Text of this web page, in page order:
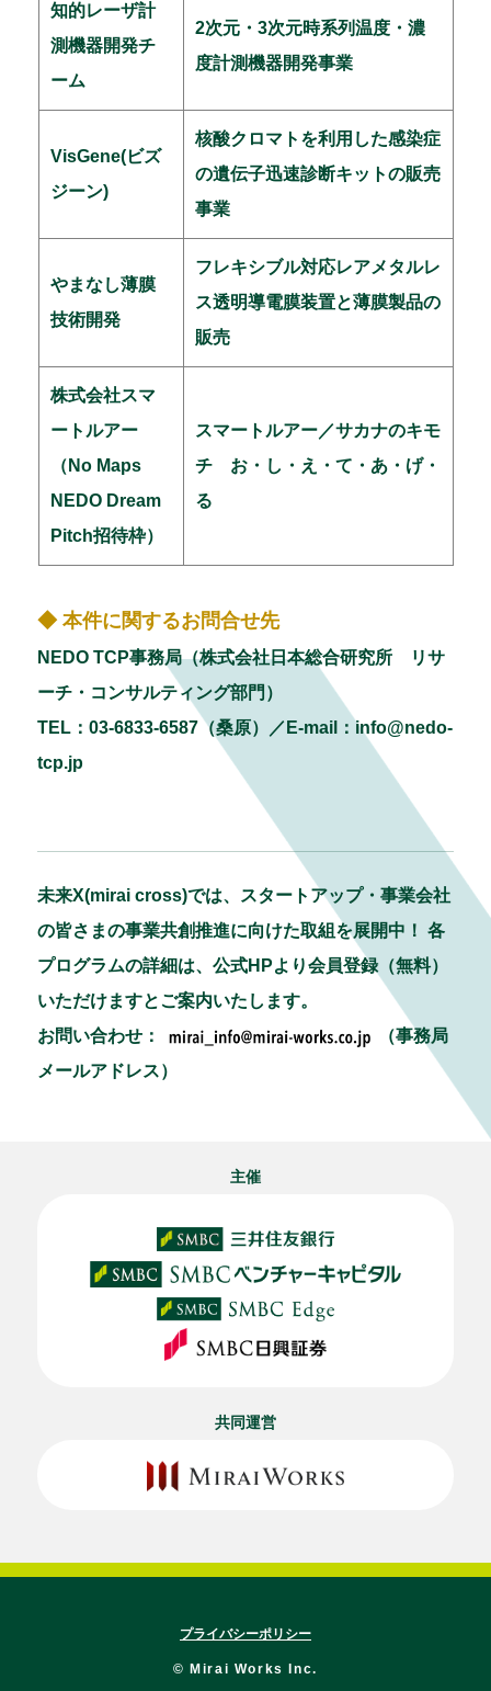
知的レーザ計
測機器開発チ
ーム
2次元・3次元時系列温度・濃
度計測機器開発事業
VisGene(ビズ
ジーン)
核酸クロマトを利用した感染症
の遺伝子迅速診断キットの販売
事業
やまなし薄膜
技術開発
フレキシブル対応レアメタルレ
ス透明導電膜装置と薄膜製品の
販売
株式会社スマ
ートルアー
（No Maps
NEDO Dream
Pitch招待枠）
スマートルアー／サカナのキモ
チ お・し・え・て・あ・げ・
る
◆ 本件に関するお問合せ先
NEDO TCP事務局（株式会社日本総合研究所 リサ
ーチ・コンサルティング部門）
TEL：03-6833-6587（桑原）／E-mail： info@nedo-
tcp.jp
未来X(mirai cross)では、スタートアップ・事業会社
の皆さまの事業共創推進に向けた取組を展開中！ 各
プログラムの詳細は、公式HPより会員登録（無料）
いただけますとご案内いたします。
お問い合わせ：
（事務局
メールアドレス）
主催
共同運営
プライバシーポリシー
© Mirai Works Inc.